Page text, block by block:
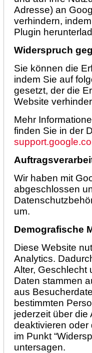
Adresse) an
verhindern,
Plugin
Widerspruch
Sie können die
indem Sie auf
gesetzt, der die
Website
Mehr
finden Sie in der
Wir haben mit
abgeschlossen
um.
Demografische
Diese Website
Analytics.
Alter, Geschlecht
Daten stammen
aus
bestimmten
jederzeit über die
deaktivieren oder
im Punkt
untersagen.